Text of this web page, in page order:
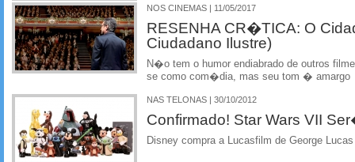
NOS CINEMAS | 11/05/2017
RESENHA CR�TICA: O
Ciudadano Ilustre)
N�o tem o humor endiabrado de outros
se como com�dia, mas seu tom � amargo
NAS TELONAS | 30/10/2012
Confirmado! Star Wars VII
Disney compra a Lucasfilm de George